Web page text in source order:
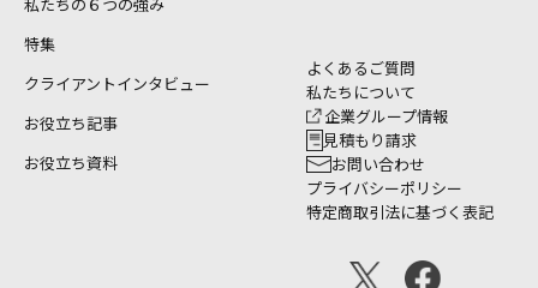
特集
クライアントインタビュー
お役立ち記事
お役立ち資料
よくあるご質問
私たちについて
企業グループ情報
見積もり請求
お問い合わせ
プライバシーポリシー
特定商取引法に基づく表記